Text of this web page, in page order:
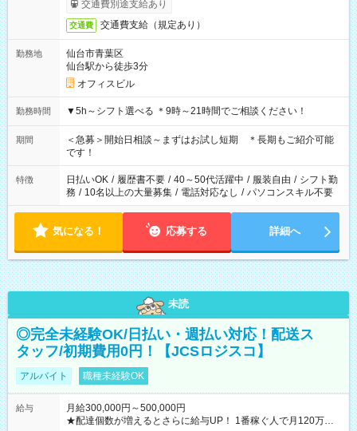
交通費別途支給あり
交通費 交通費支給（規定あり）
勤務地
仙台市青葉区
仙台駅から徒歩3分
オフィスビル
勤務時間 ▼5h～シフト選べる ＊9時～21時間でご相談ください！
期間
＜急募＞開始日相談～まずはお試し短期 ＊長期もご紹介可能
です！
特徴 日払いOK / 履歴書不要 / 40～50代活躍中 / 服装自由 / シフト勤
務 / 10名以上の大量募集 / 電話対応なし / パソコンスキル不要
気になる！ 応募する 詳細へ
未読
◎完全未経験OK/日払い・週払い対応！配送ス
タッフ/初期費用0円！【JCSロジスコ】
アルバイト 職種未経験OK
給与
月給300,000円～500,000円
★配達個数が増えるとさらに給与UP！ 1番稼ぐ人で月120万ほ